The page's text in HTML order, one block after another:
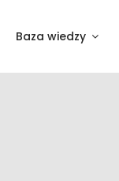
Baza wiedzy